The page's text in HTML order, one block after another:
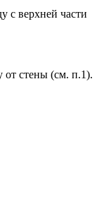
с верхней части
от стены (см. п.1).